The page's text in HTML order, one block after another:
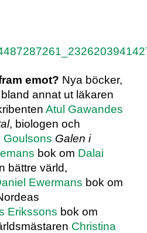
emot? Nya böcker,
annat ut läkaren
Atul Gawandes
, biologen och
Goulsons Galen i
bok om Dalai
bättre värld,
Ewermans bok om
Erikssons bok om
Christina